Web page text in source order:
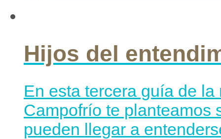
Hijos del
En esta tercera guía de
Campofrío te planteamos
pueden llegar a